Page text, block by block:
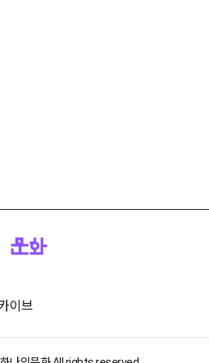
이브